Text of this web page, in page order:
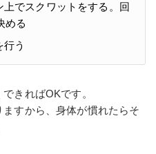
でスクワットをする。回
める
う
きればOKです。
すから、身体が慣れたらそ